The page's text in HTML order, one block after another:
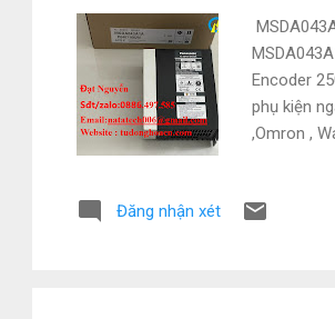
Encoder
phụ kiện
,Omron ,
Panasonic
Đăng nhận xét